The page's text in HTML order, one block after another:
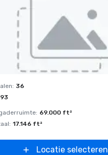
from favorites
: 36
: 69.000 ft²
: 17.146 ft²
Locatie selecteren